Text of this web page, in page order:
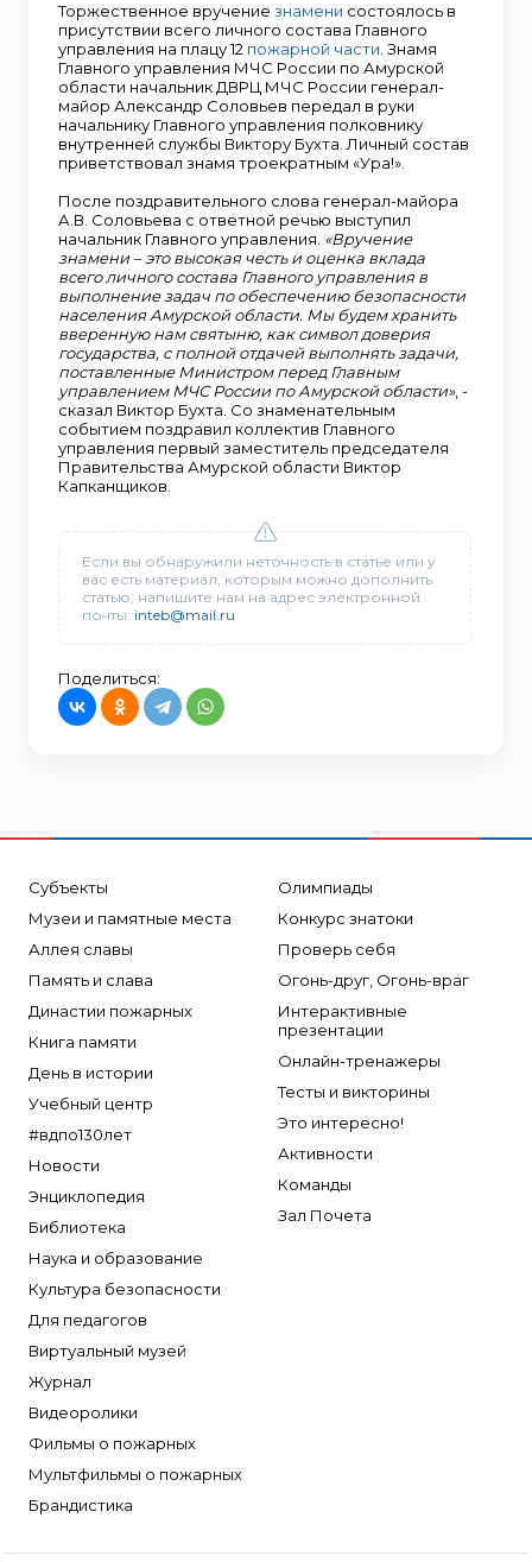
Торжественное вручение знамени состоялось в
присутствии всего личного состава Главного
управления на плацу 12 пожарной части . Знамя
Главного управления МЧС России по Амурской
области начальник ДВРЦ МЧС России генерал-
майор Александр Соловьев передал в руки
начальнику Главного управления полковнику
внутренней службы Виктору Бухта. Личный состав
приветствовал знамя троекратным «Ура!».
После поздравительного слова генерал-майора
А.В. Соловьева с ответной речью выступил
начальник Главного управления. «Вручение
знамени – это высокая честь и оценка вклада
всего личного состава Главного управления в
выполнение задач по обеспечению безопасности
населения Амурской области. Мы будем хранить
вверенную нам святыню, как символ доверия
государства, с полной отдачей выполнять задачи,
поставленные Министром перед Главным
управлением МЧС России по Амурской области», -
сказал Виктор Бухта. Со знаменательным
событием поздравил коллектив Главного
управления первый заместитель председателя
Правительства Амурской области Виктор
Капканщиков.
Если вы обнаружили неточность в статье или у
вас есть материал, которым можно дополнить
статью, напишите нам на адрес электронной
почты: inteb@mail.ru
Поделиться:
Субъекты
Музеи и памятные места
Аллея славы
Память и слава
Династии пожарных
Книга памяти
День в истории
Учебный центр
#вдпо130лет
Новости
Энциклопедия
Библиотека
Наука и образование
Культура безопасности
Для педагогов
Виртуальный музей
Журнал
Видеоролики
Фильмы о пожарных
Мультфильмы о пожарных
Брандистика
Олимпиады
Конкурс знатоки
Проверь себя
Огонь-друг, Огонь-враг
Интерактивные
презентации
Онлайн-тренажеры
Тесты и викторины
Это интересно!
Активности
Команды
Зал Почета